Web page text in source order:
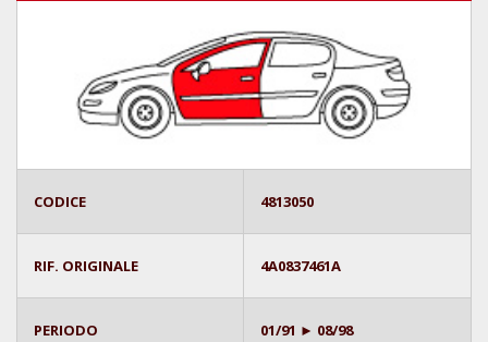
CODICE 4813050
RIF. ORIGINALE 4A0837461A
PERIODO 01/91 ► 08/98